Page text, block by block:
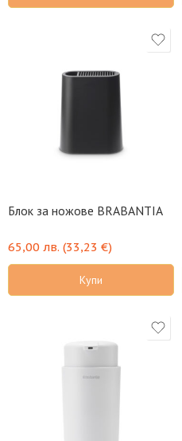
Блок за ножове BRABANTIA
65,00 лв. (33,23 €)
Купи